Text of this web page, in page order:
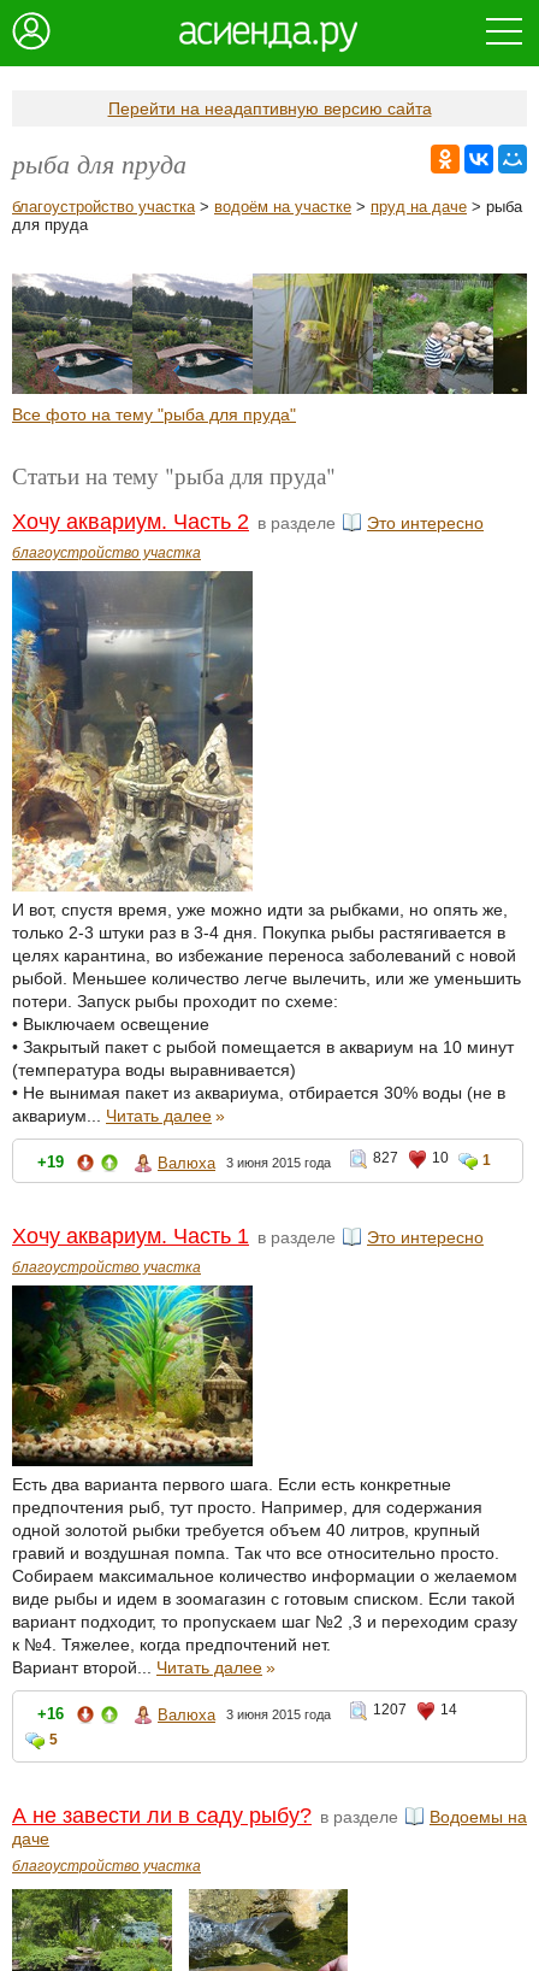
Перейти на неадаптивную версию сайта
рыба для пруда
благоустройство участка> водоём на участке > пруд на даче > рыба
для пруда
Все фото на тему "рыба для пруда"
Статьи на тему "рыба для пруда"
Хочу аквариум. Часть 2 в разделе Это интересно
благоустройство участка
И вот, спустя время, уже можно идти за рыбками, но опять же,
только 2-3 штуки раз в 3-4 дня. Покупка рыбы растягивается в
целях карантина, во избежание переноса заболеваний с новой
рыбой. Меньшее количество легче вылечить, или же уменьшить
потери. Запуск рыбы проходит по схеме:
• Выключаем освещение
• Закрытый пакет с рыбой помещается в аквариум на 10 минут
(температура воды выравнивается)
• Не вынимая пакет из аквариума, отбирается 30% воды (не в
аквариум... Читать далее»
+19 Валюха 3 июня 2015 года 827 10 1
Хочу аквариум. Часть 1 в разделе Это интересно
благоустройство участка
Есть два варианта первого шага. Если есть конкретные
предпочтения рыб, тут просто. Например, для содержания
одной золотой рыбки требуется объем 40 литров, крупный
гравий и воздушная помпа. Так что все относительно просто.
Собираем максимальное количество информации о желаемом
виде рыбы и идем в зоомагазин с готовым списком. Если такой
вариант подходит, то пропускаем шаг №2 ,3 и переходим сразу
к №4. Тяжелее, когда предпочтений нет.
Вариант второй... Читать далее»
+16 Валюха 3 июня 2015 года 1207
14
5
А не завести ли в саду рыбу? в разделе
Водоемы на
даче
благоустройство участка